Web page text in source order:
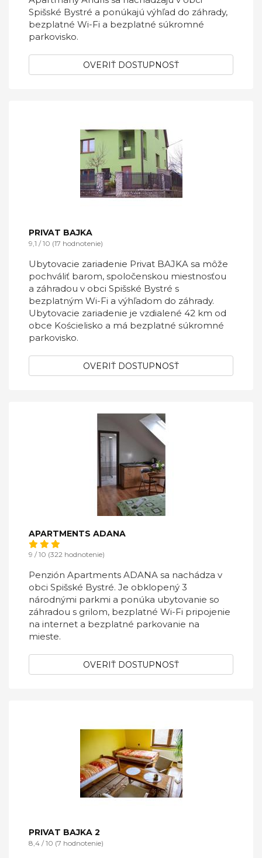
Spišské Bystré a ponúkajú výhľad do záhrady,
bezplatné Wi-Fi a bezplatné súkromné
parkovisko.
OVERIŤ DOSTUPNOSŤ
PRIVAT BAJKA
9,1 / 10 (17 hodnotenie)
Ubytovacie zariadenie Privat BAJKA sa môže
pochváliť barom, spoločenskou miestnosťou
a záhradou v obci Spišské Bystré s
bezplatným Wi-Fi a výhľadom do záhrady.
Ubytovacie zariadenie je vzdialené 42 km od
obce Kościelisko a má bezplatné súkromné
parkovisko.
OVERIŤ DOSTUPNOSŤ
APARTMENTS ADANA
9 / 10 (322 hodnotenie)
Penzión Apartments ADANA sa nachádza v
obci Spišské Bystré. Je obklopený 3
národnými parkmi a ponúka ubytovanie so
záhradou s grilom, bezplatné Wi-Fi pripojenie
na internet a bezplatné parkovanie na
mieste.
OVERIŤ DOSTUPNOSŤ
PRIVAT BAJKA 2
8,4 / 10 (7 hodnotenie)